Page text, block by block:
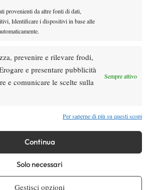
provenienti da altre fonti di dati,
Identificare i dispositivi in base alle
prevenire e rilevare frodi,
e presentare pubblicità
e comunicare le scelte sulla
Sempre attivo
Per saperne di più su questi scopi
Continua
Solo necessari
Gestisci opzioni
1000 Montreal 2026: Darderi
Shang e vola agli ottavi
News
1000 Montreal 2026: medical time
per Shang contro Darderi
1000 Toronto 2026: pioggia pesante,
sospeso
SOCIAL